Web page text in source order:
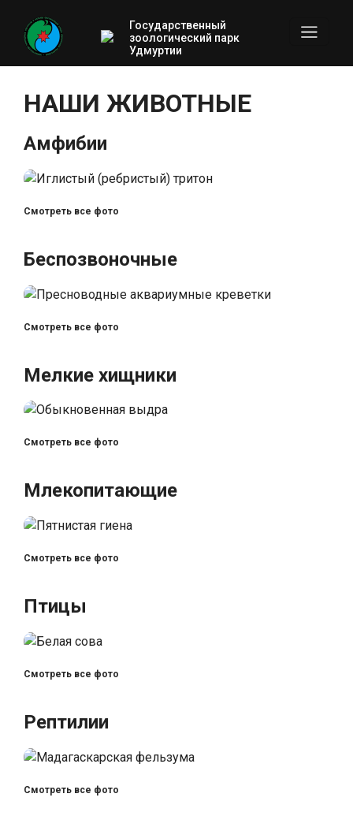
Государственный
зоологический парк
Удмуртии
НАШИ ЖИВОТНЫЕ
Амфибии
Смотреть все фото
Беспозвоночные
Смотреть все фото
Мелкие хищники
Смотреть все фото
Млекопитающие
Смотреть все фото
Птицы
Смотреть все фото
Рептилии
Смотреть все фото